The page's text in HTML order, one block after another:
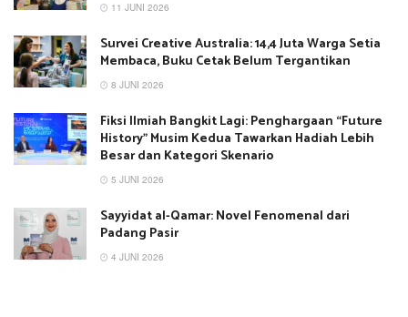
11 JUNI 2026
Survei Creative Australia: 14,4 Juta Warga Setia
Membaca, Buku Cetak Belum Tergantikan
8 JUNI 2026
Fiksi Ilmiah Bangkit Lagi: Penghargaan “Future
History” Musim Kedua Tawarkan Hadiah Lebih
Besar dan Kategori Skenario
5 JUNI 2026
Sayyidat al-Qamar: Novel Fenomenal dari
Padang Pasir
4 JUNI 2026